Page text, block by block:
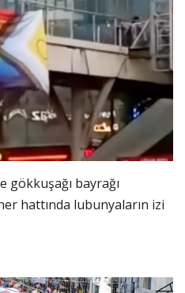
gökkuşağı bayrağı
hattında lubunyaların izi